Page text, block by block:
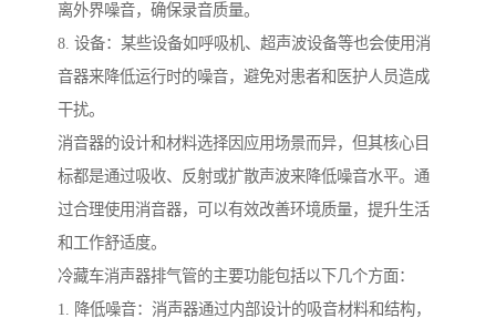
离外界噪音，确保录音质量。
8. 设备：某些设备如呼吸机、超声波设备等也会使用消
音器来降低运行时的噪音，避免对患者和医护人员造成
干扰。
消音器的设计和材料选择因应用场景而异，但其核心目
标都是通过吸收、反射或扩散声波来降低噪音水平。通
过合理使用消音器，可以有效改善环境质量，提升生活
和工作舒适度。
冷藏车消声器排气管的主要功能包括以下几个方面：
1. 降低噪音：消声器通过内部设计的吸音材料和结构，